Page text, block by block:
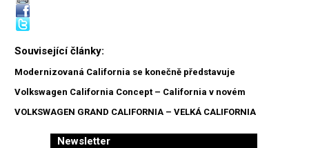
Související články:
Modernizovaná California se konečně představuje
Volkswagen California Concept – California v novém
VOLKSWAGEN GRAND CALIFORNIA – VELKÁ CALIFORNIA
Newsletter